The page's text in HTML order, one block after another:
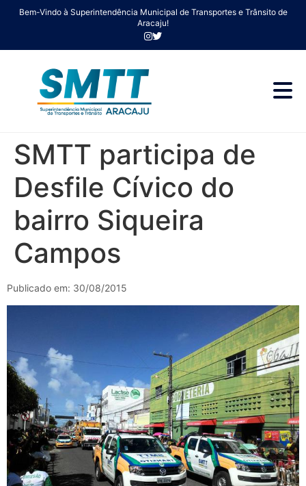
Bem-Vindo à Superintendência Municipal de Transportes e Trânsito de
Aracaju!
SMTT participa de
Desfile Cívico do
bairro Siqueira
Campos
Publicado em: 30/08/2015